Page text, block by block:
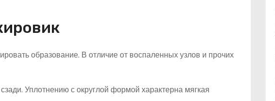
образование. В отличие от воспаленных узлов и прочих
Уплотнению с округлой формой характерна мягкая